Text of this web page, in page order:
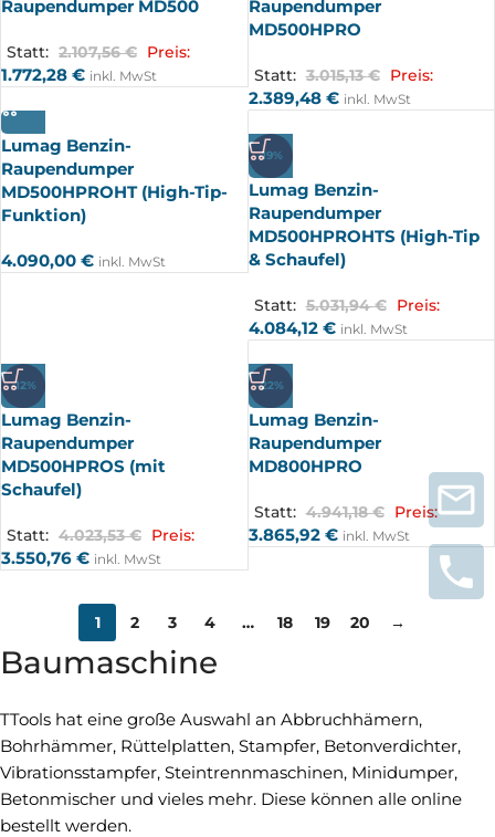
Raupendumper MD500
Statt: 2.107,56€ Preis:
1.772,28 € inkl. MwSt
Raupendumper
MD500HPRO
Statt: 3.015,13€ Preis:
2.389,48 € inkl. MwSt
Lumag Benzin-
Raupendumper
MD500HPROHT (High-Tip-
Funktion)
4.090,00 € inkl. MwSt
-19%
Lumag Benzin-
Raupendumper
MD500HPROHTS (High-Tip
& Schaufel)
Statt: 5.031,94€ Preis:
4.084,12 € inkl. MwSt
-12%
Lumag Benzin-
Raupendumper
MD500HPROS (mit
Schaufel)
Statt: 4.023,53€ Preis:
3.550,76 € inkl. MwSt
-22%
Lumag Benzin-
Raupendumper
MD800HPRO
Statt: 4.941,18€ Preis:
3.865,92 € inkl. MwSt
1 2 3 4 … 18 19 20 →
Baumaschine
TTools hat eine große Auswahl an Abbruchhämern,
Bohrhämmer, Rüttelplatten, Stampfer, Betonverdichter,
Vibrationsstampfer, Steintrennmaschinen, Minidumper,
Betonmischer und vieles mehr. Diese können alle online
bestellt werden.